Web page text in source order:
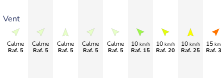
Vent
Calme
Raf. 5
Calme
Raf. 5
Calme
Raf. 5
Calme
Raf. 5
Calme
Raf. 5
10 km/h
Raf. 15
10 km/h
Raf. 20
10 km/h
Raf. 25
15 km/
Raf.